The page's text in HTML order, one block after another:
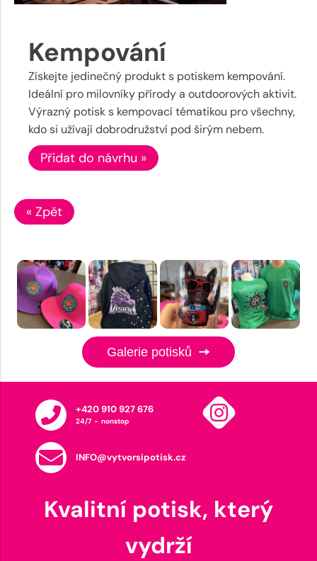
Kempování
Získejte jedinečný produkt s potiskem kempování.
Ideální pro milovníky přírody a outdoorových aktivit.
Výrazný potisk s kempovací tématikou pro všechny,
kdo si užívají dobrodružství pod širým nebem.
Přidat do návrhu »
« Zpět
Galerie potisků
+420 910 927 676
24/7 - nonstop
INFO@vytvorsipotisk.cz
Kvalitní potisk, který
vydrží